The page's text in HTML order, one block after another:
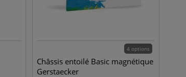
4 options
Châssis entoilé Basic magnétique
Gerstaecker